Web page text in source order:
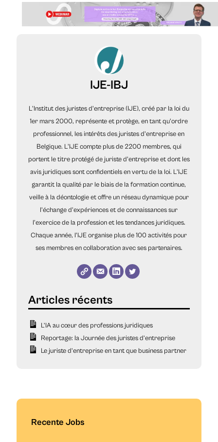
IJE-IBJ
L'Institut des juristes d'entreprise (IJE), créé par la loi du
1er mars 2000, représente et protège, en tant qu'ordre
professionnel, les intérêts des juristes d'entreprise en
Belgique. L'IJE compte plus de 2200 membres, qui
portent le titre protégé de juriste d'entreprise et dont les
avis juridiques sont confidentiels en vertu de la loi. L'IJE
garantit la qualité par le biais de la formation continue,
veille à la déontologie et offre un réseau dynamique pour
l'échange d'expériences et de connaissances sur
l'exercice de la profession et les tendances juridiques.
Chaque année, l'IJE organise plus de 100 activités pour
ses membres en collaboration avec ses partenaires.
L’IA au cœur des professions juridiques
Reportage: la Journée des juristes d’entreprise
Le juriste d’entreprise en tant que business partner
Recente Jobs